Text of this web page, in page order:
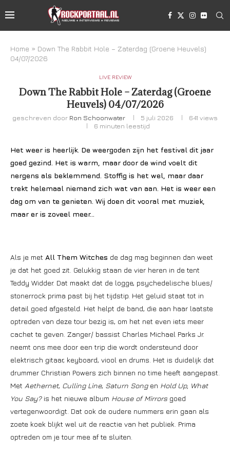
Home » Down The Rabbit Hole – Zaterdag (Groene Heuvels)
04/07/2026
LIVE REVIEW
Down The Rabbit Hole – Zaterdag (Groene
Heuvels) 04/07/2026
geschreven door Ron Schoonwater 5 juli 2026 641 views
6 minuten leestijd
Het weer is heerlijk. De weergoden zijn het festival dit jaar
goed gezind. Het is warm, maar door de wind voelt dit
nergens als beklemmend. Stoffig is het wel, maar daar
trekt helemaal niemand zich wat van aan. Het is weer een
dag om van te genieten. Wij doen dit vooral met muziek,
maar er is zoveel meer…
Als je met All Them Witches de dag mag beginnen dan weet
je dat het goed zit. Gelukkig staan de vier heren in de tent
Teddy Widder. Dat maakt dat de logge, psychedelische blues/
stonerrock prima past bij het tijdstip. Het geluid staat tot in
detail goed afgesteld. Het helpt de band, die aan haar laatste
optreden van deze tour bezig is, om het net even iets meer
cachet te geven. Zanger/ bassist Charles Michael Parks Jr.
neemt ons mee door een trip die wordt ondersteund door
elektrisch gitaar, keyboard, viool en drums. Het is duidelijk dat
drummer Christian Powers zich binnen no time heeft aangepast.
Met Aethernet, Culling Line, Saturn Songen Hold Up, What
You Say?is het nieuwe album House of Mirrors goed
vertegenwoordigt. Dat ook de oudere nummers erin gaan als
zoete koek blijkt wel uit de reactie van het publiek. Prima
optreden om je tour mee af te sluiten.